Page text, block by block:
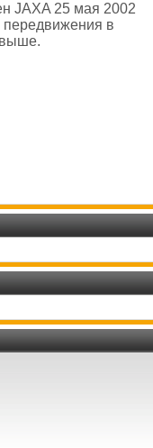
JAXA 25 мая 2002
передвижения в
выше.